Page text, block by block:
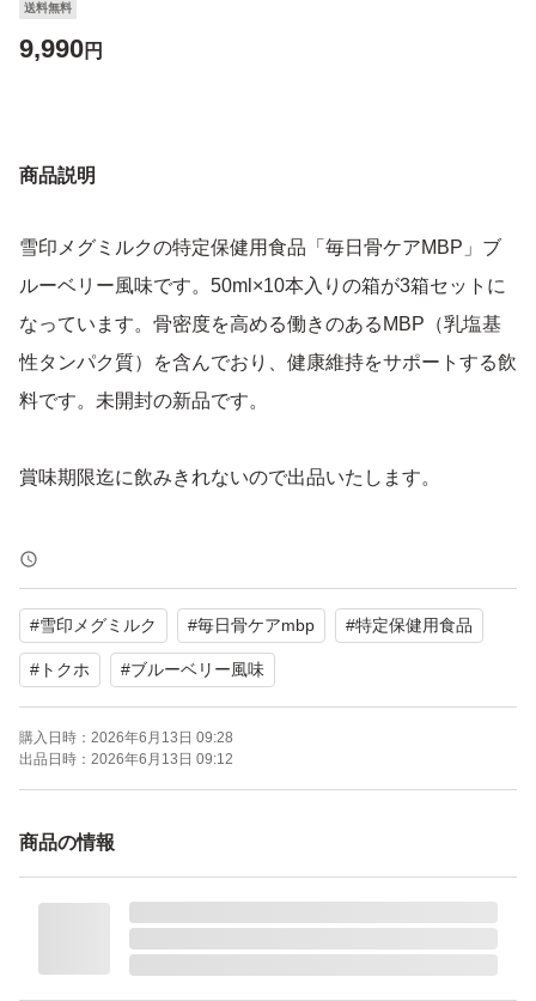
送料無料
9,990円
商品説明
雪印メグミルクの特定保健用食品「毎日骨ケアMBP」ブ
ルーベリー風味です。50ml×10本入りの箱が3箱セットに
なっています。骨密度を高める働きのあるMBP（乳塩基
性タンパク質）を含んでおり、健康維持をサポートする飲
料です。未開封の新品です。
賞味期限迄に飲みきれないので出品いたします。
【ブランド】雪印メグミルク
【商品名】毎日骨ケアMBP
【内容量】50ml×10本×3箱2ケース
【風味】ブルーベリー風味
【賞味期限】2026年9月29日
【商品の状態】未使用 自宅保管
ブランド：雪印メグミルク
#雪印メグミルク #毎日骨ケアmbp #特定保健用食品
# トクホ #ブルーベリー風味
購入日時： 2026年6月13日 09:28
出品日時： 2026年6月13日 09:12
商品の情報